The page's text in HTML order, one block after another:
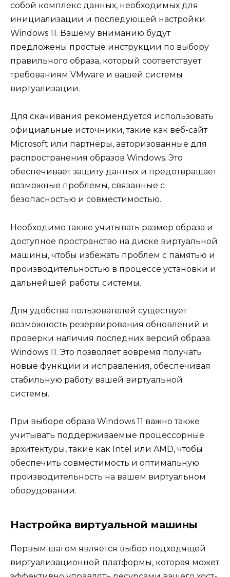
собой комплекс данных, необходимых для
инициализации и последующей настройки
Windows 11. Вашему вниманию будут
предложены простые инструкции по выбору
правильного образа, который соответствует
требованиям VMware и вашей системы
виртуализации.
Для скачивания рекомендуется использовать
официальные источники, такие как веб-сайт
Microsoft или партнёры, авторизованные для
распространения образов Windows. Это
обеспечивает защиту данных и предотвращает
возможные проблемы, связанные с
безопасностью и совместимостью.
Необходимо также учитывать размер образа и
доступное пространство на диске виртуальной
машины, чтобы избежать проблем с памятью и
производительностью в процессе установки и
дальнейшей работы системы.
Для удобства пользователей существует
возможность резервирования обновлений и
проверки наличия последних версий образа
Windows 11. Это позволяет вовремя получать
новые функции и исправления, обеспечивая
стабильную работу вашей виртуальной
системы.
При выборе образа Windows 11 важно также
учитывать поддерживаемые процессорные
архитектуры, такие как Intel или AMD, чтобы
обеспечить совместимость и оптимальную
производительность на вашем виртуальном
оборудовании.
Настройка виртуальной машины
Первым шагом является выбор подходящей
виртуализационной платформы, которая может